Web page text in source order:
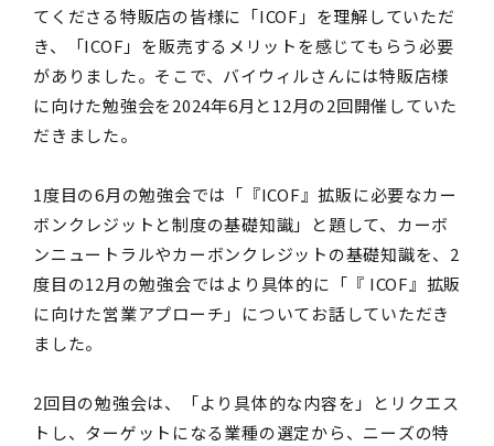
てくださる特販店の皆様に「ICOF 」を理解していただ
き、「ICOF 」を販売するメリットを感じてもらう必要
がありました。そこで、バイウィルさんには特販店様
に向けた勉強会を2024年6月と12月の2回開催していた
だきました。
1度目の6月の勉強会では「『ICOF 』拡販に必要なカー
ボンクレジットと制度の基礎知識」と題して、カーボ
ンニュートラルやカーボンクレジットの基礎知識を、 2
度目の12月の勉強会ではより具体的に「『 ICOF 』拡販
に向けた営業アプローチ」についてお話していただき
ました。
2回目の勉強会は、「より具体的な内容を」とリクエス
トし、ターゲットになる業種の選定から、ニーズの特